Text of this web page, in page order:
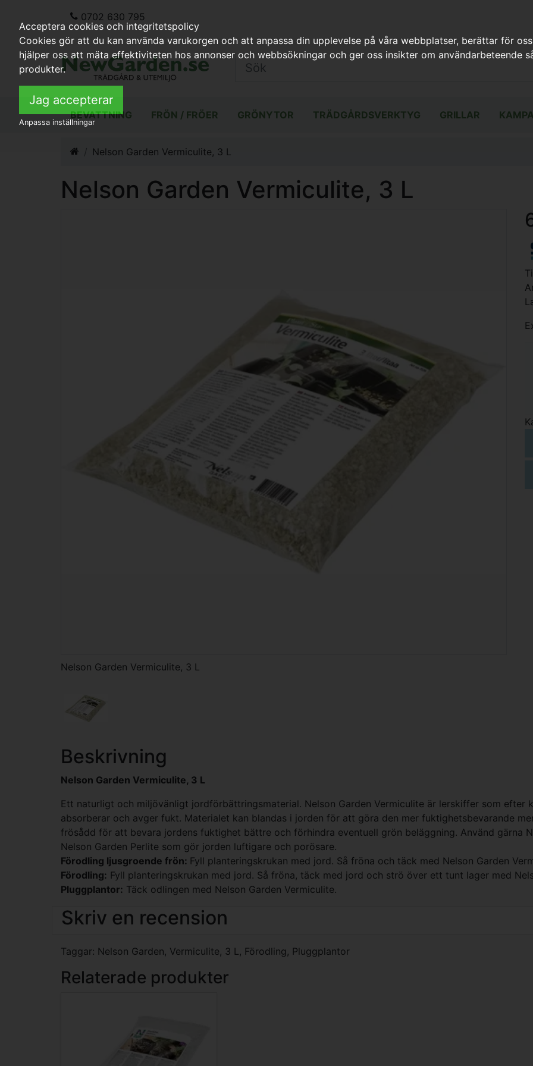
0702 630 795
BEVATTNING FRÖN / FRÖER GRÖNYTOR TRÄDGÅRDSVERKTYG GRILLAR
Nelson Garden Vermiculite, 3 L
Nelson Garden Vermiculite, 3 L
Nelson Garden Vermiculite, 3 L
Beskrivning
Nelson Garden Vermiculite, 3 L
Ett naturligt och miljövänligt jordförbättringsmaterial. Nelson Garden Vermiculite är lerskiffer som
absorberar och avger fukt. Materialet kan blandas i jorden för att göra den mer fuktighetsbevarande
frösådd för att bevara jordens fuktighet bättre och förhindra eventuell grön beläggning. Använd gärna
Nelson Garden Perlite som gör jorden luftigare och porösare.
Förodling ljusgroende frön: Fyll planteringskrukan med jord. Så fröna och täck med Nelson Garden
Förodling: Fyll planteringskrukan med jord. Så fröna, täck med jord och strö över ett tunt lager med
Pluggplantor: Täck odlingen med Nelson Garden Vermiculite.
Skriv en recension
Taggar: Nelson Garden, Vermiculite, 3 L, Förodling , Pluggplantor
Relaterade produkter
Acceptera cookies och integritetspolicy
Cookies gör att du kan använda varukorgen och att anpassa din upplevelse på våra webbplatser, berättar för
hjälper oss att mäta effektiviteten hos annonser och webbsökningar och ger oss insikter om användarbeteende
produkter.
Jag accepterar
Anpassa inställningar